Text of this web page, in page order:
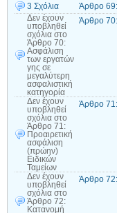
3 Σχόλια
Άρθρο 69:
Δεν έχουν
υποβληθεί
σχόλια στο
Άρθρο 70:
Ασφάλιση
των εργατών
γης σε
μεγαλύτερη
ασφαλιστική
κατηγορία
Άρθρο 70:
Δεν έχουν
υποβληθεί
σχόλια στο
Άρθρο 71:
Προαιρετική
ασφάλιση
(πρώην)
Ειδικών
Ταμείων
Άρθρο 71:
Δεν έχουν
υποβληθεί
σχόλια στο
Άρθρο 72:
Κατανομή
Άρθρο